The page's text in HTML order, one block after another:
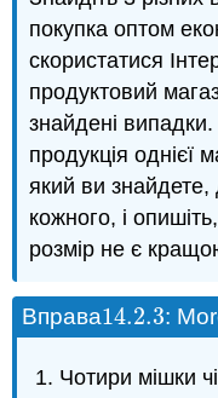
покупка оптом
скористатися
продуктовий
знайдені
продукція однієї
який ви знайдете,
кожного, і
розмір не є
Вправа14.2.3
14.2.3:
Чотири мішки